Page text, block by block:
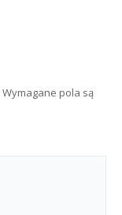
Wymagane pola są